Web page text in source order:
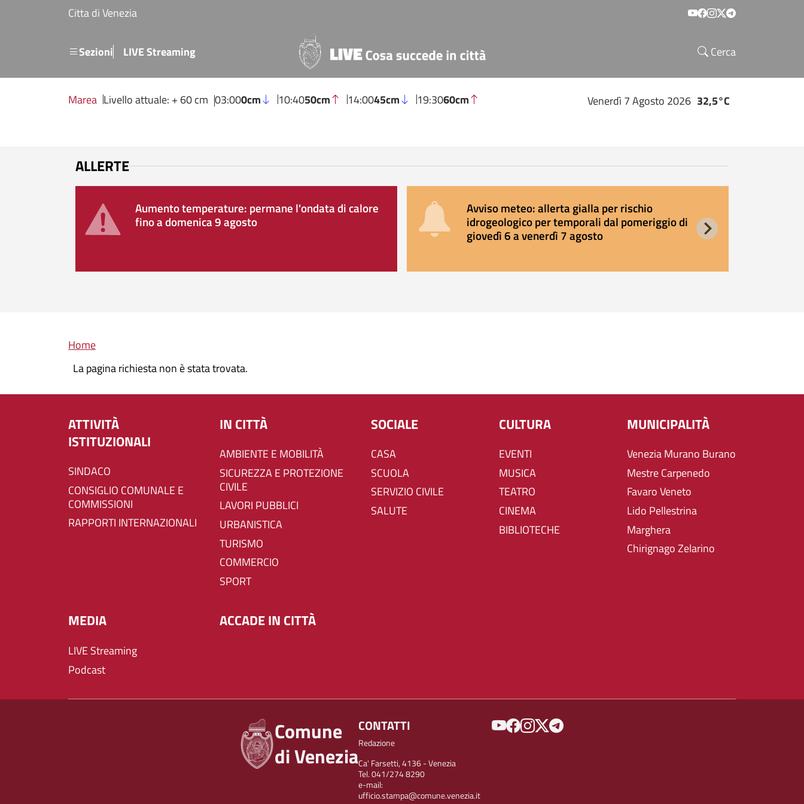
Salta al contenuto principale
Citta di Venezia Social menu
SezioniMenu secondario
LIVE Streaming Cerca
Marea Livello attuale: + 60 cm 03:000cm 10:4050cm 14:0045cm 19:3060cm Venerdì 7 Agosto 2026 32,5°C
ALLERTE
Aumento temperature: permane l'ondata di calore
fino a domenica 9 agosto
Avviso meteo: allerta gialla per rischio
idrogeologico per temporali dal pomeriggio di
giovedì 6 a venerdì 7 agosto
Briciole di pane
Home
La pagina richiesta non è stata trovata.
ATTIVITÀ
ISTITUZIONALI
SINDACO
CONSIGLIO COMUNALE E
COMMISSIONI
RAPPORTI INTERNAZIONALI
IN CITTÀ
AMBIENTE E MOBILITÀ
SICUREZZA E PROTEZIONE
CIVILE
LAVORI PUBBLICI
URBANISTICA
TURISMO
COMMERCIO
SPORT
SOCIALE
CASA
SCUOLA
SERVIZIO CIVILE
SALUTE
CULTURA
EVENTI
MUSICA
TEATRO
CINEMA
BIBLIOTECHE
MUNICIPALITÀ
Venezia Murano Burano
Mestre Carpenedo
Favaro Veneto
Lido Pellestrina
Marghera
Chirignago Zelarino
MEDIA
LIVE Streaming
Podcast
ACCADE IN CITTÀ
Comune
di Venezia
CONTATTI
Redazione
Ca' Farsetti, 4136 - Venezia
Tel. 041/274 8290
e-mail:
ufficio.stampa@comune.venezia.it
SOCIAL MENU